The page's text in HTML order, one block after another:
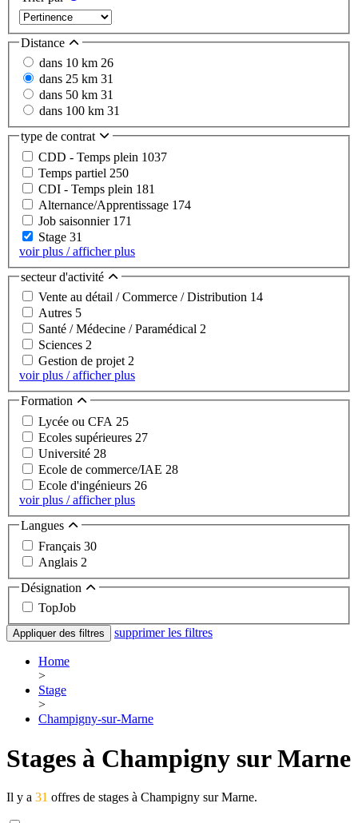
Distance
dans 10 km 26
dans 25 km 31
dans 50 km 31
dans 100 km 31
type de contrat
CDD - Temps plein 1037
Temps partiel 250
CDI - Temps plein 181
Alternance/Apprentissage 174
Job saisonnier 171
Stage 31
voir plus / afficher plus
secteur d'activité
Vente au détail / Commerce / Distribution 14
Autres 5
Santé / Médecine / Paramédical 2
Sciences 2
Gestion de projet2
voir plus / afficher plus
Formation
Lycée ou CFA 25
Ecoles supérieures 27
Université 28
Ecole de commerce/IAE 28
Ecole d'ingénieurs 26
voir plus / afficher plus
Langues
Français 30
Anglais 2
Désignation
TopJob
Appliquer des filtres supprimer les filtres
Home
>
Stage
>
Champigny-sur-Marne
Stages à Champigny sur Marne
Il y a 31 offres de stages à Champigny sur Marne.